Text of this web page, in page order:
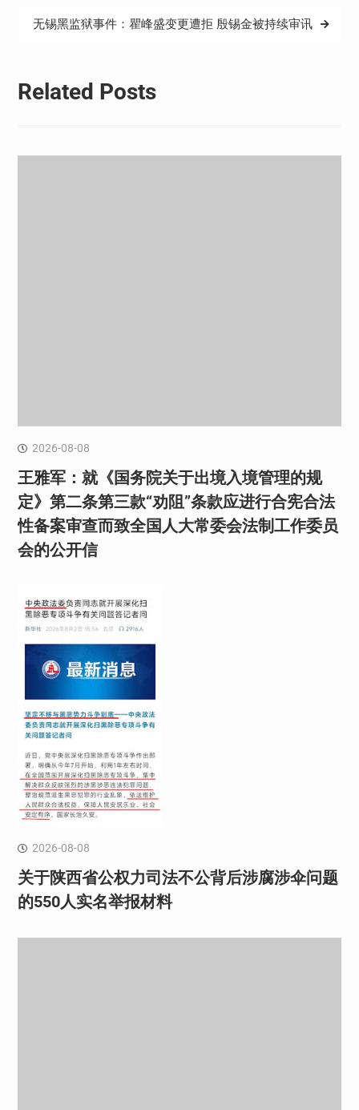
无锡黑监狱事件：瞿峰盛变更遭拒 殷锡金被持续审讯
Related Posts
2026-08-08
王雅军：就《国务院关于出境入境管理的规
定》第二条第三款“劝阻”条款应进行合宪合法
性备案审查而致全国人大常委会法制工作委员
会的公开信
2026-08-08
关于陕西省公权力司法不公背后涉腐涉伞问题
的550人实名举报材料